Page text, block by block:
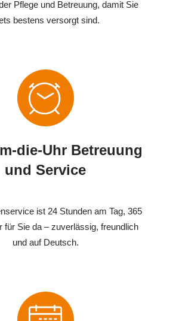
Pflege und Betreuung, damit Sie
bestens versorgt sind.
die-Uhr Betreuung
und Service
ist 24 Stunden am Tag, 365
für Sie da – zuverlässig, freundlich
und auf Deutsch.